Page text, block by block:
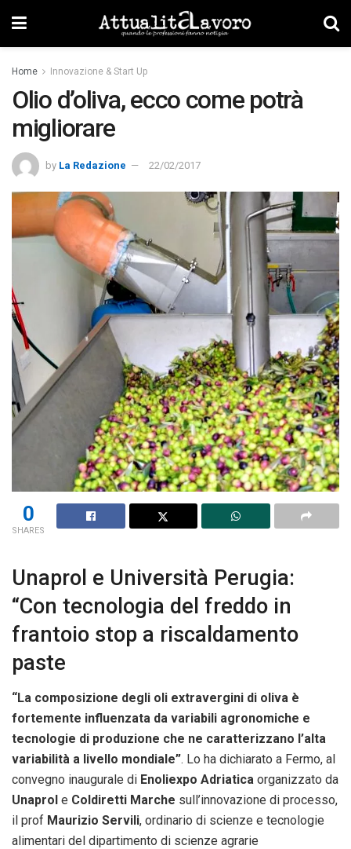
Home Innovazione & Start Up
Olio d’oliva, ecco come potrà
migliorare
by La Redazione 22/02/2017
0
SHARES
Unaprol e Università Perugia:
“Con tecnologia del freddo in
frantoio stop a riscaldamento
paste
“La composizione degli oli extravergini di oliva è
fortemente influenzata da variabili agronomiche e
tecnologie di produzione che ne caratterizzano l’alta
variabilità a livello mondiale”. Lo ha dichiarato a Fermo, al
convegno inaugurale di Enoliexpo Adriatica organizzato da
Unaprol e Coldiretti Marche sull’innovazione di processo,
il prof Maurizio Servili, ordinario di scienze e tecnologie
alimentari del dipartimento di scienze agrarie